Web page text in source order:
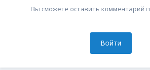
Вы сможете оставить комментарий
Войти